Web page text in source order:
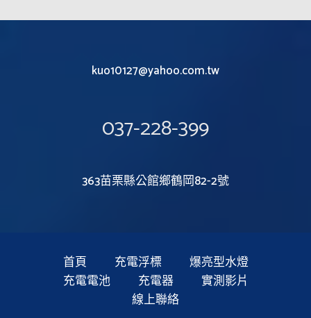
kuo10127@yahoo.com.tw
037-228-399
363苗栗縣公館鄉鶴岡82-2號
首頁 充電浮標
爆亮型水燈
充電電池
充電器
實測影片
線上聯絡